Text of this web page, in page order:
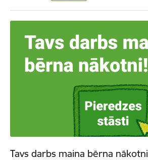
Tavs darbs maina bērna nākotni